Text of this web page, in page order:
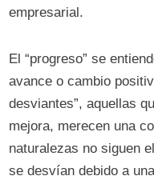
empresarial.
El “progreso” se
avance o cambio
desviantes”, aquellas
mejora, merecen una
naturalezas no siguen
se desvían debido a